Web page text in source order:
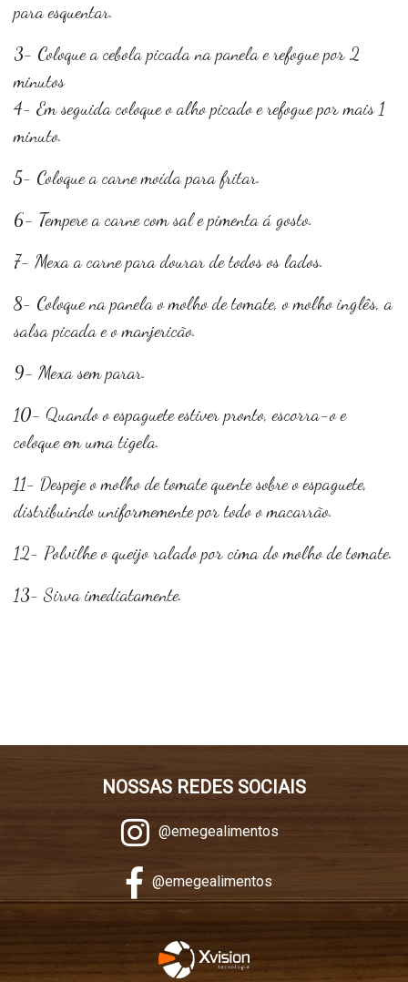
para esquentar.
3- Coloque a cebola picada na panela e refogue por 2
minutos
4- Em seguida coloque o alho picado e refogue por mais 1
minuto.
5- Coloque a carne moída para fritar.
6- Tempere a carne com sal e pimenta á gosto.
7- Mexa a carne para dourar de todos os lados.
8- Coloque na panela o molho de tomate, o molho inglês, a
salsa picada e o manjericão.
9- Mexa sem parar.
10- Quando o espaguete estiver pronto, escorra-o e
coloque em uma tigela.
11- Despeje o molho de tomate quente sobre o espaguete,
distribuindo uniformemente por todo o macarrão.
12- Polvilhe o queijo ralado por cima do molho de tomate.
13- Sirva imediatamente.
NOSSAS REDES SOCIAIS
@emegealimentos
@emegealimentos